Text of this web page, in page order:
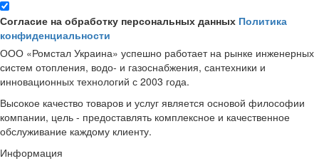
Согласие на обработку персональных данных Политика
конфиденциальности
ООО «Ромстал Украина» успешно работает на рынке инженерных
систем отопления, водо- и газоснабжения, сантехники и
инновационных технологий с 2003 года.
Высокое качество товаров и услуг является основой философии
компании, цель - предоставлять комплексное и качественное
обслуживание каждому клиенту.
Информация